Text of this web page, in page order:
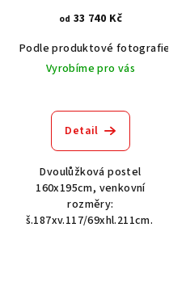
od 33 740 Kč
Podle produktové fotografie
Vyrobíme pro vás
Detail
Dvoulůžková postel
160x195cm, venkovní
rozměry:
š.187xv.117/69xhl.211cm.